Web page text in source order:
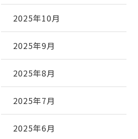
2025年10月
2025年9月
2025年8月
2025年7月
2025年6月